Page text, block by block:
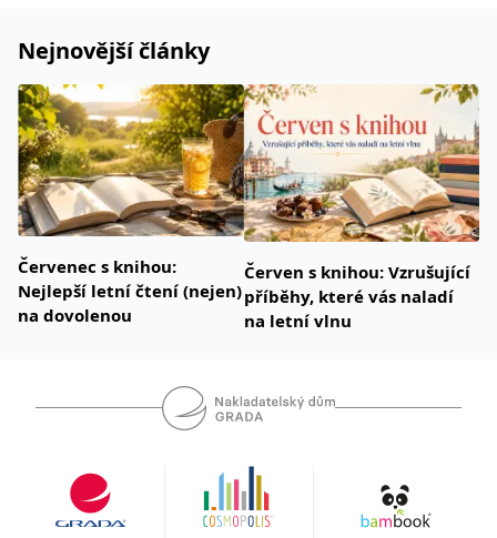
Nejnovější články
Červenec s knihou:
Nejlepší letní čtení (nejen)
na dovolenou
Červen s knihou: Vzrušující
příběhy, které vás naladí
na letní vlnu